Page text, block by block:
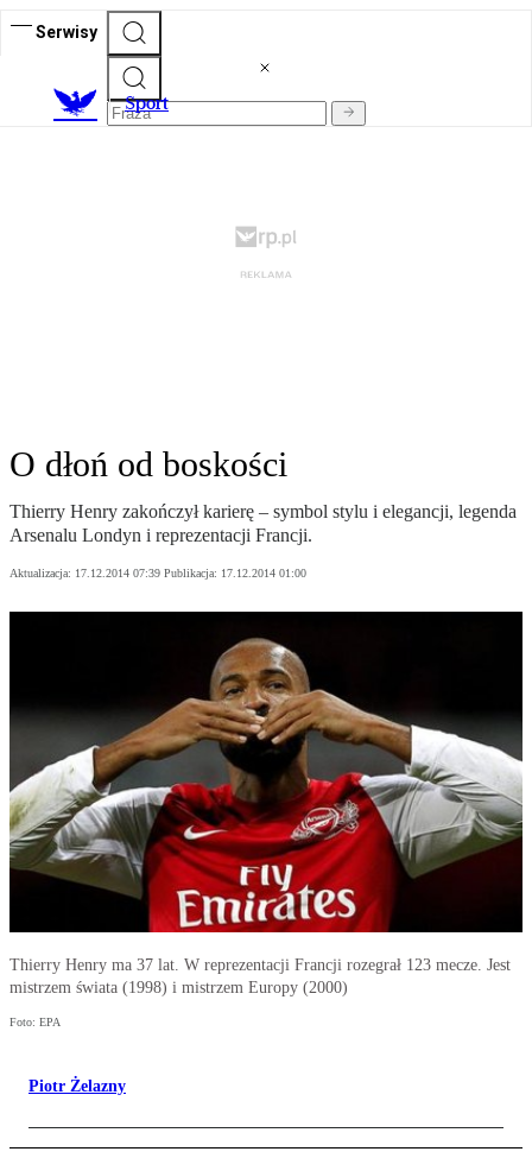
Serwisy
Sport
O dłoń od boskości
Thierry Henry zakończył karierę – symbol stylu i elegancji, legenda
Arsenalu Londyn i reprezentacji Francji.
Aktualizacja: 17.12.2014 07:39 Publikacja: 17.12.2014 01:00
Thierry Henry ma 37 lat. W reprezentacji Francji rozegrał 123 mecze. Jest
mistrzem świata (1998) i mistrzem Europy (2000)
Foto: EPA
Piotr Żelazny